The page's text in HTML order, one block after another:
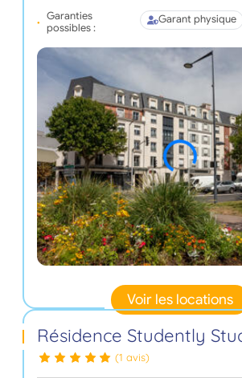
Garanties
possibles :
Garant physique
Voir les locations
Résidence Studently
(1 avis)